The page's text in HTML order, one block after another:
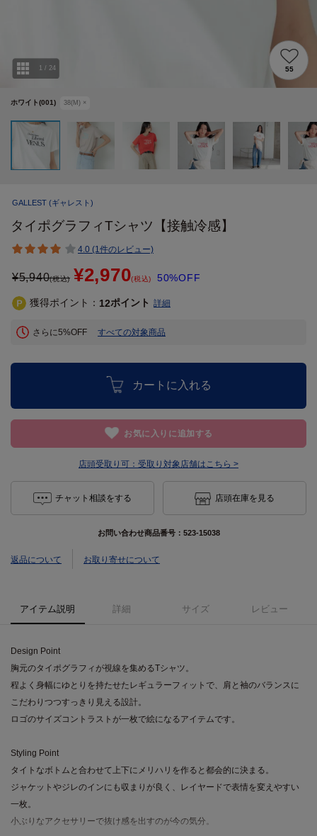
ホワイト(001) 38(M) ×
1 / 24 55
GALLEST (ギャレスト)
タイポグラフィTシャツ【接触冷感】
4.0 (1件のレビュー)
¥5,940(税込) ¥2,970(税込) 50%OFF
獲得ポイント： 12ポイント 詳細
さらに5%OFF すべての対象商品
カートに入れる
お気に入りに追加する
店頭受取り可： 受取り対象店舗はこちら >
チャット相談をする 店頭在庫を見る
お問い合わせ商品番号： 523-15038
返品について お取り寄せについて
アイテム説明 詳細 サイズ レビュー
Design Point
胸元のタイポグラフィが視線を集めるTシャツ。
程よく身幅にゆとりを持たせたレギュラーフィットで、肩と袖のバランスに
こだわりつつすっきり見える設計。
ロゴのサイズコントラストが一枚で絵になるアイテムです。
Styling Point
タイトなボトムと合わせて上下にメリハリを作ると都会的に決まる。
ジャケットやジレのインにも収まりが良く、レイヤードで表情を変えやすい
一枚。
小ぶりなアクセサリーで抜け感を出すのが今の気分。